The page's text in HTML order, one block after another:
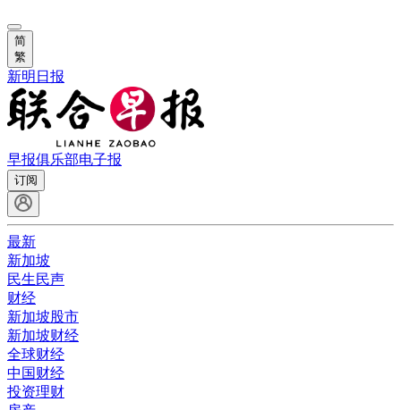
简
繁
新明日报
早报俱乐部电子报
订阅
最新
新加坡
民生民声
财经
新加坡股市
新加坡财经
全球财经
中国财经
投资理财